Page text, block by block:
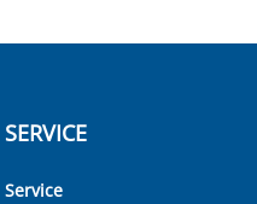
SERVICE
Service